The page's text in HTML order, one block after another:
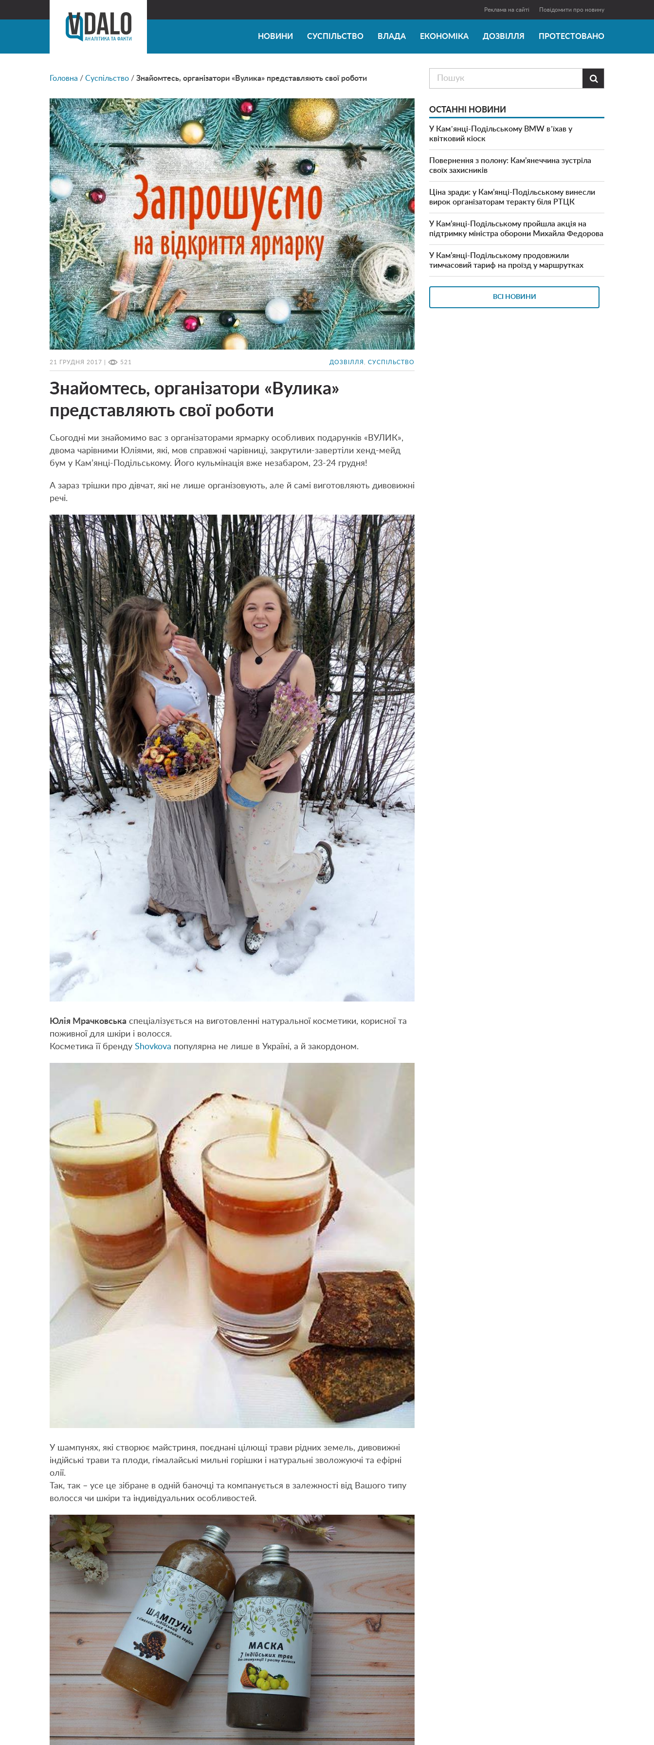
Реклама на сайті Повідомити про новину
НОВИНИ СУСПІЛЬСТВО ВЛАДА ЕКОНОМІКА ДОЗВІЛЛЯ ПРОТЕСТОВАНО
Головна / Суспільство / Знайомтесь, організатори «Вулика» представляють свої роботи
21 ГРУДНЯ 2017 | 521 ДОЗВІЛЛЯ СУСПІЛЬСТВО
Знайомтесь, організатори «Вулика»
представляють свої роботи
Сьогодні ми знайомимо вас з організаторами ярмарку особливих подарунків «ВУЛИК»,
двома чарівними Юліями, які, мов справжні чарівниці, закрутили-завертіли хенд-мейд
бум у Кам’янці-Подільському. Його кульмінація вже незабаром, 23-24 грудня!
А зараз трішки про дівчат, які не лише організовують, але й самі виготовляють дивовижні
речі.
Юлія Мрачковська спеціалізується на виготовленні натуральної косметики, корисної та
поживної для шкіри і волосся.
Косметика її бренду Shovkova популярна не лише в Україні, а й закордоном.
У шампунях, які створює майстриня, поєднані цілющі трави рідних земель, дивовижні
індійські трави та плоди, гімалайські мильні горішки і натуральні зволожуючі та ефірні
олії.
Так, так – усе це зібране в одній баночці та компанується в залежності від Вашого типу
волосся чи шкіри та індивідуальних особливостей.

ОСТАННІ НОВИНИ
У Камʼянці-Подільському BMW вʼїхав у
квітковий кіоск
Повернення з полону: Кам’янеччина зустріла
своїх захисників
Ціна зради: у Кам’янці-Подільському винесли
вирок організаторам теракту біля РТЦК
У Кам’янці-Подільському пройшла акція на
підтримку міністра оборони Михайла Федорова
У Кам’янці-Подільському продовжили
тимчасовий тариф на проїзд у маршрутках
ВСІ НОВИНИ